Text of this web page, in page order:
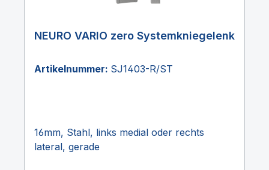
NEURO VARIO zero Systemkniegelenk
Artikelnummer: SJ1403-R/ST
16mm, Stahl, links medial oder rechts
lateral, gerade